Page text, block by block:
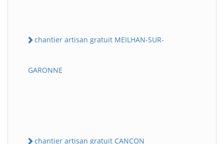
chantier artisan gratuit MEILHAN-SUR-
GARONNE
chantier artisan gratuit CANCON